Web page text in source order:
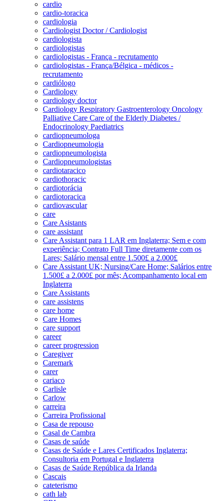
cardio
cardio-toracica
cardiologia
Cardiologist Doctor / Cardiologist
cardiologista
cardiologistas
cardiologistas - França - recrutamento
cardiologistas - França/Bélgica - médicos -
recrutamento
cardiólogo
Cardiology
cardiology doctor
Cardiology Respiratory Gastroenterology Oncology
Palliative Care Care of the Elderly Diabetes /
Endocrinology Paediatrics
cardiopneumologa
Cardiopneumologia
cardiopneumologista
Cardiopneumologistas
cardiotaracico
cardiothoracic
cardiotorácia
cardiotoracica
cardiovascular
care
Care Asistants
care assistant
Care Assistant para 1 LAR em Inglaterra; Sem e com
experiência; Contrato Full Time diretamente com os
Lares; Salário mensal entre 1.500£ a 2.000£
Care Assistant UK; Nursing/Care Home; Salários entre
1.500£ a 2.000£ por mês; Acompanhamento local em
Inglaterra
Care Assistants
care assistens
care home
Care Homes
care support
career
career progression
Caregiver
Caremark
carer
cariaco
Carlisle
Carlow
carreira
Carreira Profissional
Casa de repouso
Casal de Cambra
Casas de saúde
Casas de Saúde e Lares Certificados Inglaterra;
Consultoria em Portugal e Inglaterra
Casas de Saúde República da Irlanda
Cascais
cateterismo
cath lab